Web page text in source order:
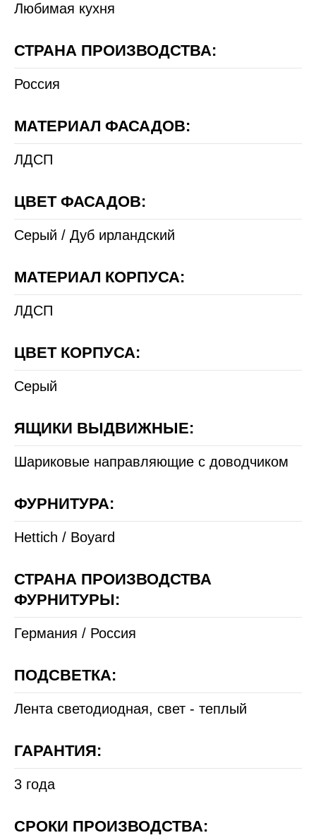
Любимая кухня
СТРАНА ПРОИЗВОДСТВА:
Россия
МАТЕРИАЛ ФАСАДОВ:
ЛДСП
ЦВЕТ ФАСАДОВ:
Серый / Дуб ирландский
МАТЕРИАЛ КОРПУСА:
ЛДСП
ЦВЕТ КОРПУСА:
Серый
ЯЩИКИ ВЫДВИЖНЫЕ:
Шариковые направляющие с доводчиком
ФУРНИТУРА:
Hettich / Boyard
СТРАНА ПРОИЗВОДСТВА
ФУРНИТУРЫ:
Германия / Россия
ПОДСВЕТКА:
Лента светодиодная, свет - теплый
ГАРАНТИЯ:
3 года
СРОКИ ПРОИЗВОДСТВА: